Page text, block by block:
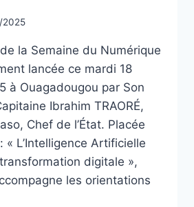
2025
la Semaine du Numérique
lancée ce mardi 18
à Ouagadougou par Son
Ibrahim TRAORÉ,
Chef de l’État. Placée
« L’Intelligence Artificielle
digitale »,
les orientations